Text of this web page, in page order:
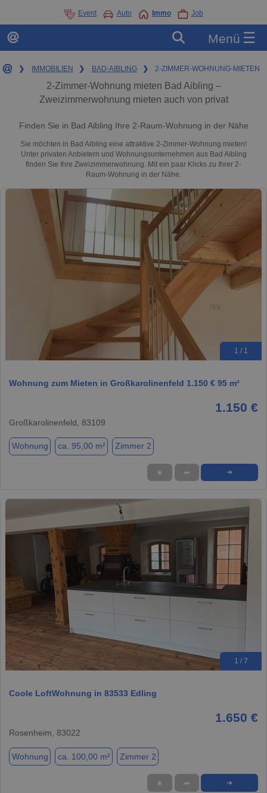
Event Auto Immo Job
Menü ☰
❯ IMMOBILIEN ❯ BAD-AIBLING ❯ 2-ZIMMER-WOHNUNG-MIETEN
2-Zimmer-Wohnung mieten Bad Aibling –
Zweizimmerwohnung mieten auch von privat
Finden Sie in Bad Aibling Ihre 2-Raum-Wohnung in der Nähe
Sie möchten in Bad Aibling eine attraktive 2-Zimmer-Wohnung mieten!
Unter privaten Anbietern und Wohnungsunternehmen aus Bad Aibling
finden Sie Ihre Zweizimmerwohnung. Mit ein paar Klicks zu Ihrer 2-
Raum-Wohnung in der Nähe.
1 / 1
Wohnung zum Mieten in Großkarolinenfeld 1.150 € 95 m²
1.150 €
Großkarolinenfeld, 83109
Wohnung ca. 95,00 m² Zimmer 2
★ ➦ ➜
1 / 7
Coole LoftWohnung in 83533 Edling
1.650 €
Rosenheim, 83022
Wohnung ca. 100,00 m² Zimmer 2
★ ➦ ➜